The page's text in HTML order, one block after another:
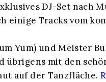
DJ-Set nach
einige Tracks vom
Yum) und Meister
übrigens mit den
auf der Tanzfläche.